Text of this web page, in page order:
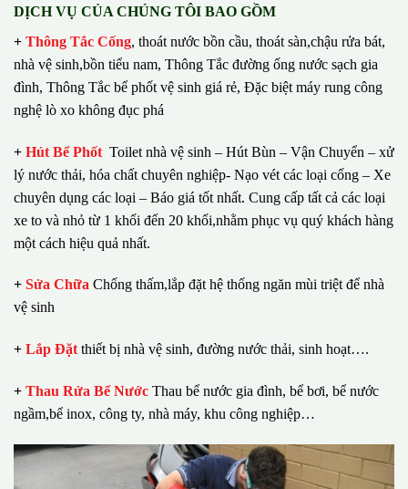
DỊCH VỤ CỦA CHÚNG TÔI BAO GỒM
+ Thông Tắc Cống, thoát nước bồn cầu, thoát sàn,chậu rửa bát,
nhà vệ sinh,bồn tiểu nam, Thông Tắc đường ống nước sạch gia
đình, Thông Tắc bể phốt vệ sinh giá rẻ, Đặc biệt máy rung công
nghệ lò xo không đục phá
+ Hút Bể Phốt Toilet nhà vệ sinh – Hút Bùn – Vận Chuyển – xử
lý nước thải, hóa chất chuyên nghiệp- Nạo vét các loại cống – Xe
chuyên dụng các loại – Báo giá tốt nhất. Cung cấp tất cả các loại
xe to và nhỏ từ 1 khối đến 20 khối,nhằm phục vụ quý khách hàng
một cách hiệu quả nhất.
+ Sửa Chữa Chống thấm,lắp đặt hệ thống ngăn mùi triệt để nhà
vệ sinh
+ Lắp Đặt thiết bị nhà vệ sinh, đường nước thải, sinh hoạt….
+ Thau Rửa Bể Nước Thau bể nước gia đình, bể bơi, bể nước
ngầm,bể inox, công ty, nhà máy, khu công nghiệp…